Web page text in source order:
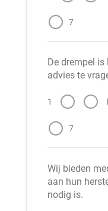
7
De drempel
advies te
1
7
Wij bieden
aan hun
nodig is.